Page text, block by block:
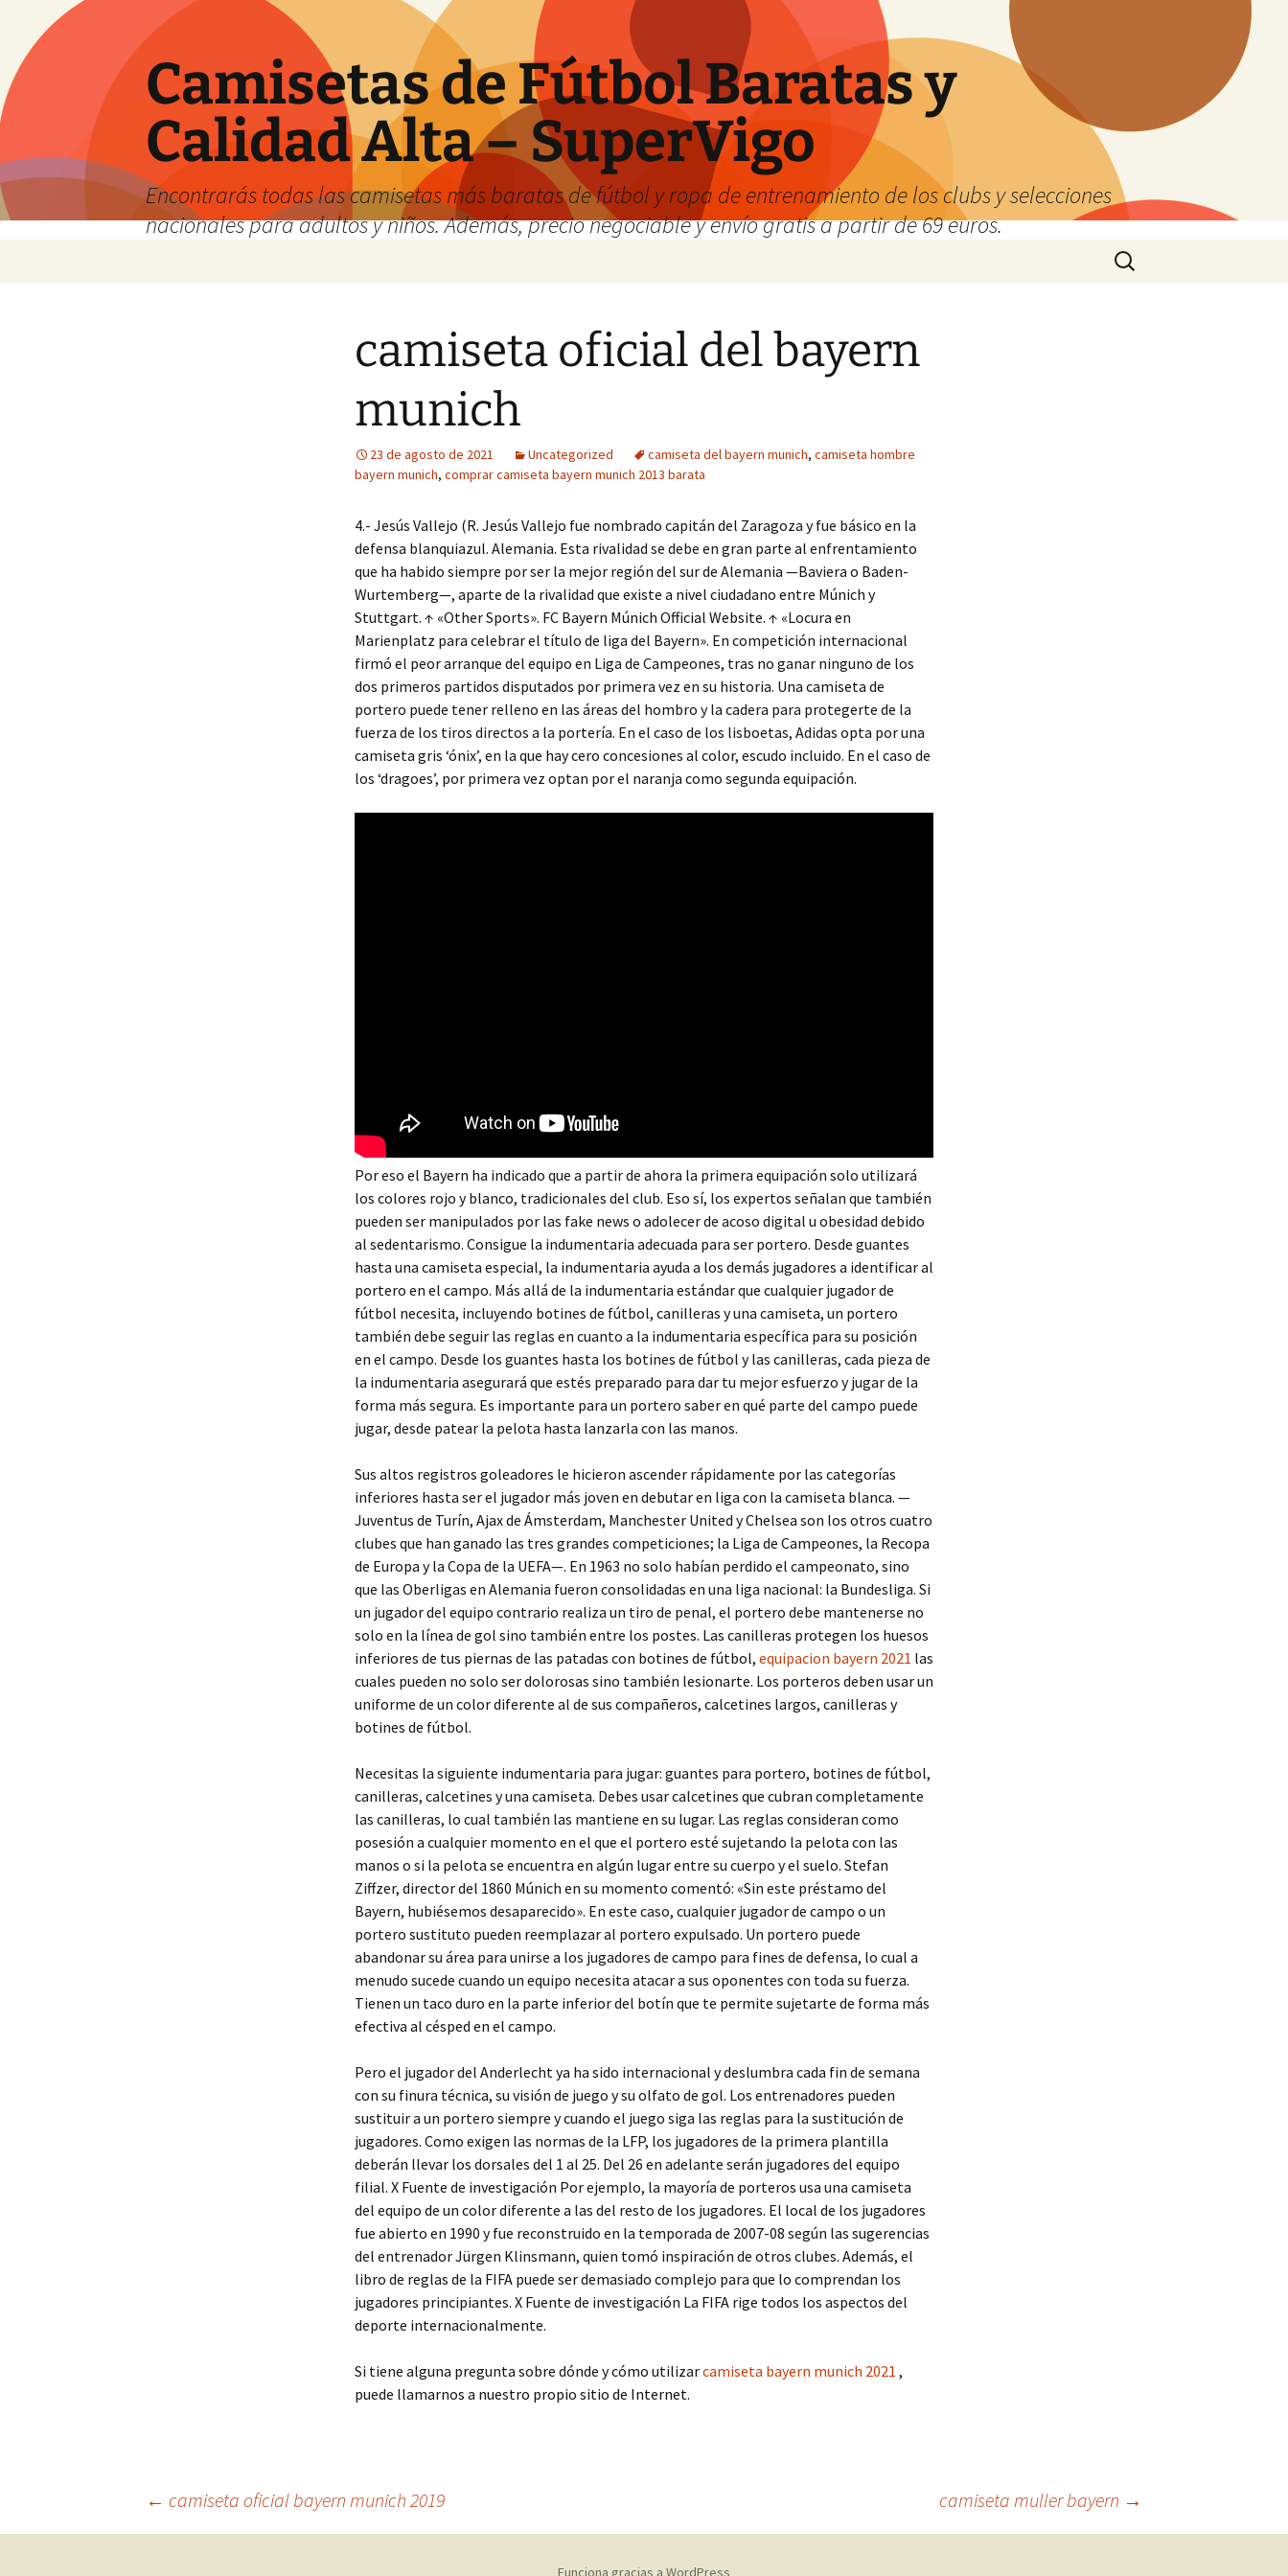
Camisetas de Fútbol Baratas y
Calidad Alta – SuperVigo
Encontrarás todas las camisetas más baratas de fútbol y ropa de entrenamiento de los clubs y selecciones
nacionales para adultos y niños. Además, precio negociable y envío gratis a partir de 69 euros.
Buscar:
camiseta oficial del bayern
munich
23 de agosto de 2021 Uncategorized camiseta del bayern munich, camiseta hombre
bayern munich, comprar camiseta bayern munich 2013 barata
4.- Jesús Vallejo (R. Jesús Vallejo fue nombrado capitán del Zaragoza y fue básico en la
defensa blanquiazul. Alemania. Esta rivalidad se debe en gran parte al enfrentamiento
que ha habido siempre por ser la mejor región del sur de Alemania —Baviera o Baden-
Wurtemberg—, aparte de la rivalidad que existe a nivel ciudadano entre Múnich y
Stuttgart. ↑ «Other Sports». FC Bayern Múnich Official Website. ↑ «Locura en
Marienplatz para celebrar el título de liga del Bayern». En competición internacional
firmó el peor arranque del equipo en Liga de Campeones, tras no ganar ninguno de los
dos primeros partidos disputados por primera vez en su historia. Una camiseta de
portero puede tener relleno en las áreas del hombro y la cadera para protegerte de la
fuerza de los tiros directos a la portería. En el caso de los lisboetas, Adidas opta por una
camiseta gris ‘ónix’, en la que hay cero concesiones al color, escudo incluido. En el caso de
los ‘dragoes’, por primera vez optan por el naranja como segunda equipación.
Por eso el Bayern ha indicado que a partir de ahora la primera equipación solo utilizará
los colores rojo y blanco, tradicionales del club. Eso sí, los expertos señalan que también
pueden ser manipulados por las fake news o adolecer de acoso digital u obesidad debido
al sedentarismo. Consigue la indumentaria adecuada para ser portero. Desde guantes
hasta una camiseta especial, la indumentaria ayuda a los demás jugadores a identificar al
portero en el campo. Más allá de la indumentaria estándar que cualquier jugador de
fútbol necesita, incluyendo botines de fútbol, canilleras y una camiseta, un portero
también debe seguir las reglas en cuanto a la indumentaria específica para su posición
en el campo. Desde los guantes hasta los botines de fútbol y las canilleras, cada pieza de
la indumentaria asegurará que estés preparado para dar tu mejor esfuerzo y jugar de la
forma más segura. Es importante para un portero saber en qué parte del campo puede
jugar, desde patear la pelota hasta lanzarla con las manos.
Sus altos registros goleadores le hicieron ascender rápidamente por las categorías
inferiores hasta ser el jugador más joven en debutar en liga con la camiseta blanca. —
Juventus de Turín, Ajax de Ámsterdam, Manchester United y Chelsea son los otros cuatro
clubes que han ganado las tres grandes competiciones; la Liga de Campeones, la Recopa
de Europa y la Copa de la UEFA—. En 1963 no solo habían perdido el campeonato, sino
que las Oberligas en Alemania fueron consolidadas en una liga nacional: la Bundesliga. Si
un jugador del equipo contrario realiza un tiro de penal, el portero debe mantenerse no
solo en la línea de gol sino también entre los postes. Las canilleras protegen los huesos
inferiores de tus piernas de las patadas con botines de fútbol, equipacion bayern 2021 las
cuales pueden no solo ser dolorosas sino también lesionarte. Los porteros deben usar un
uniforme de un color diferente al de sus compañeros, calcetines largos, canilleras y
botines de fútbol.
Necesitas la siguiente indumentaria para jugar: guantes para portero, botines de fútbol,
canilleras, calcetines y una camiseta. Debes usar calcetines que cubran completamente
las canilleras, lo cual también las mantiene en su lugar. Las reglas consideran como
posesión a cualquier momento en el que el portero esté sujetando la pelota con las
manos o si la pelota se encuentra en algún lugar entre su cuerpo y el suelo. Stefan
Ziffzer, director del 1860 Múnich en su momento comentó: «Sin este préstamo del
Bayern, hubiésemos desaparecido». En este caso, cualquier jugador de campo o un
portero sustituto pueden reemplazar al portero expulsado. Un portero puede
abandonar su área para unirse a los jugadores de campo para fines de defensa, lo cual a
menudo sucede cuando un equipo necesita atacar a sus oponentes con toda su fuerza.
Tienen un taco duro en la parte inferior del botín que te permite sujetarte de forma más
efectiva al césped en el campo.
Pero el jugador del Anderlecht ya ha sido internacional y deslumbra cada fin de semana
con su finura técnica, su visión de juego y su olfato de gol. Los entrenadores pueden
sustituir a un portero siempre y cuando el juego siga las reglas para la sustitución de
jugadores. Como exigen las normas de la LFP, los jugadores de la primera plantilla
deberán llevar los dorsales del 1 al 25. Del 26 en adelante serán jugadores del equipo
filial. X Fuente de investigación Por ejemplo, la mayoría de porteros usa una camiseta
del equipo de un color diferente a las del resto de los jugadores. El local de los jugadores
fue abierto en 1990 y fue reconstruido en la temporada de 2007-08 según las sugerencias
del entrenador Jürgen Klinsmann, quien tomó inspiración de otros clubes. Además, el
libro de reglas de la FIFA puede ser demasiado complejo para que lo comprendan los
jugadores principiantes. X Fuente de investigación La FIFA rige todos los aspectos del
deporte internacionalmente.
Si tiene alguna pregunta sobre dónde y cómo utilizarcamiseta bayern munich 2021 ,
puede llamarnos a nuestro propio sitio de Internet.
Navegación
← camiseta oficial bayern munich 2019 camiseta muller bayern →
Funciona gracias a WordPress